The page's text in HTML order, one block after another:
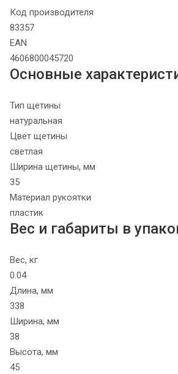
Код производителя
83357
EAN
4606800045720
Основные
Тип щетины
натуральная
Цвет щетины
светлая
Ширина щетины, мм
35
Материал рукоятки
пластик
Вес и габариты в
Вес, кг
0.04
Длина, мм
338
Ширина, мм
38
Высота, мм
45